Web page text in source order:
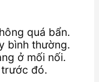
quá bẩn.
bình thường.
ở mối nối.
đó.